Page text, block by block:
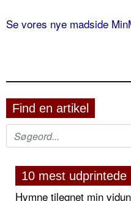
Se vores nye madside
Find en artikel
10 mest udprintede
Hymne tilegnet min